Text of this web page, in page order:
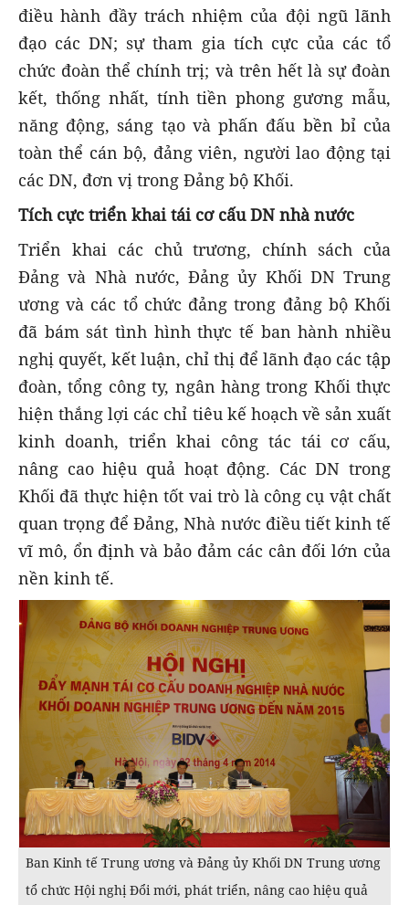
điều hành đầy trách nhiệm của đội ngũ lãnh
đạo các DN; sự tham gia tích cực của các tổ
chức đoàn thể chính trị; và trên hết là sự đoàn
kết, thống nhất, tính tiền phong gương mẫu,
năng động, sáng tạo và phấn đấu bền bỉ của
toàn thể cán bộ, đảng viên, người lao động tại
các DN, đơn vị trong Đảng bộ Khối.
Tích cực triển khai tái cơ cấu DN nhà nước
Triển khai các chủ trương, chính sách của
Đảng và Nhà nước, Đảng ủy Khối DN Trung
ương và các tổ chức đảng trong đảng bộ Khối
đã bám sát tình hình thực tế ban hành nhiều
nghị quyết, kết luận, chỉ thị để lãnh đạo các tập
đoàn, tổng công ty, ngân hàng trong Khối thực
hiện thắng lợi các chỉ tiêu kế hoạch về sản xuất
kinh doanh, triển khai công tác tái cơ cấu,
nâng cao hiệu quả hoạt động. Các DN trong
Khối đã thực hiện tốt vai trò là công cụ vật chất
quan trọng để Đảng, Nhà nước điều tiết kinh tế
vĩ mô, ổn định và bảo đảm các cân đối lớn của
nền kinh tế.
Ban Kinh tế Trung ương và Đảng ủy Khối DN Trung ương
tổ chức Hội nghị Đổi mới, phát triển, nâng cao hiệu quả